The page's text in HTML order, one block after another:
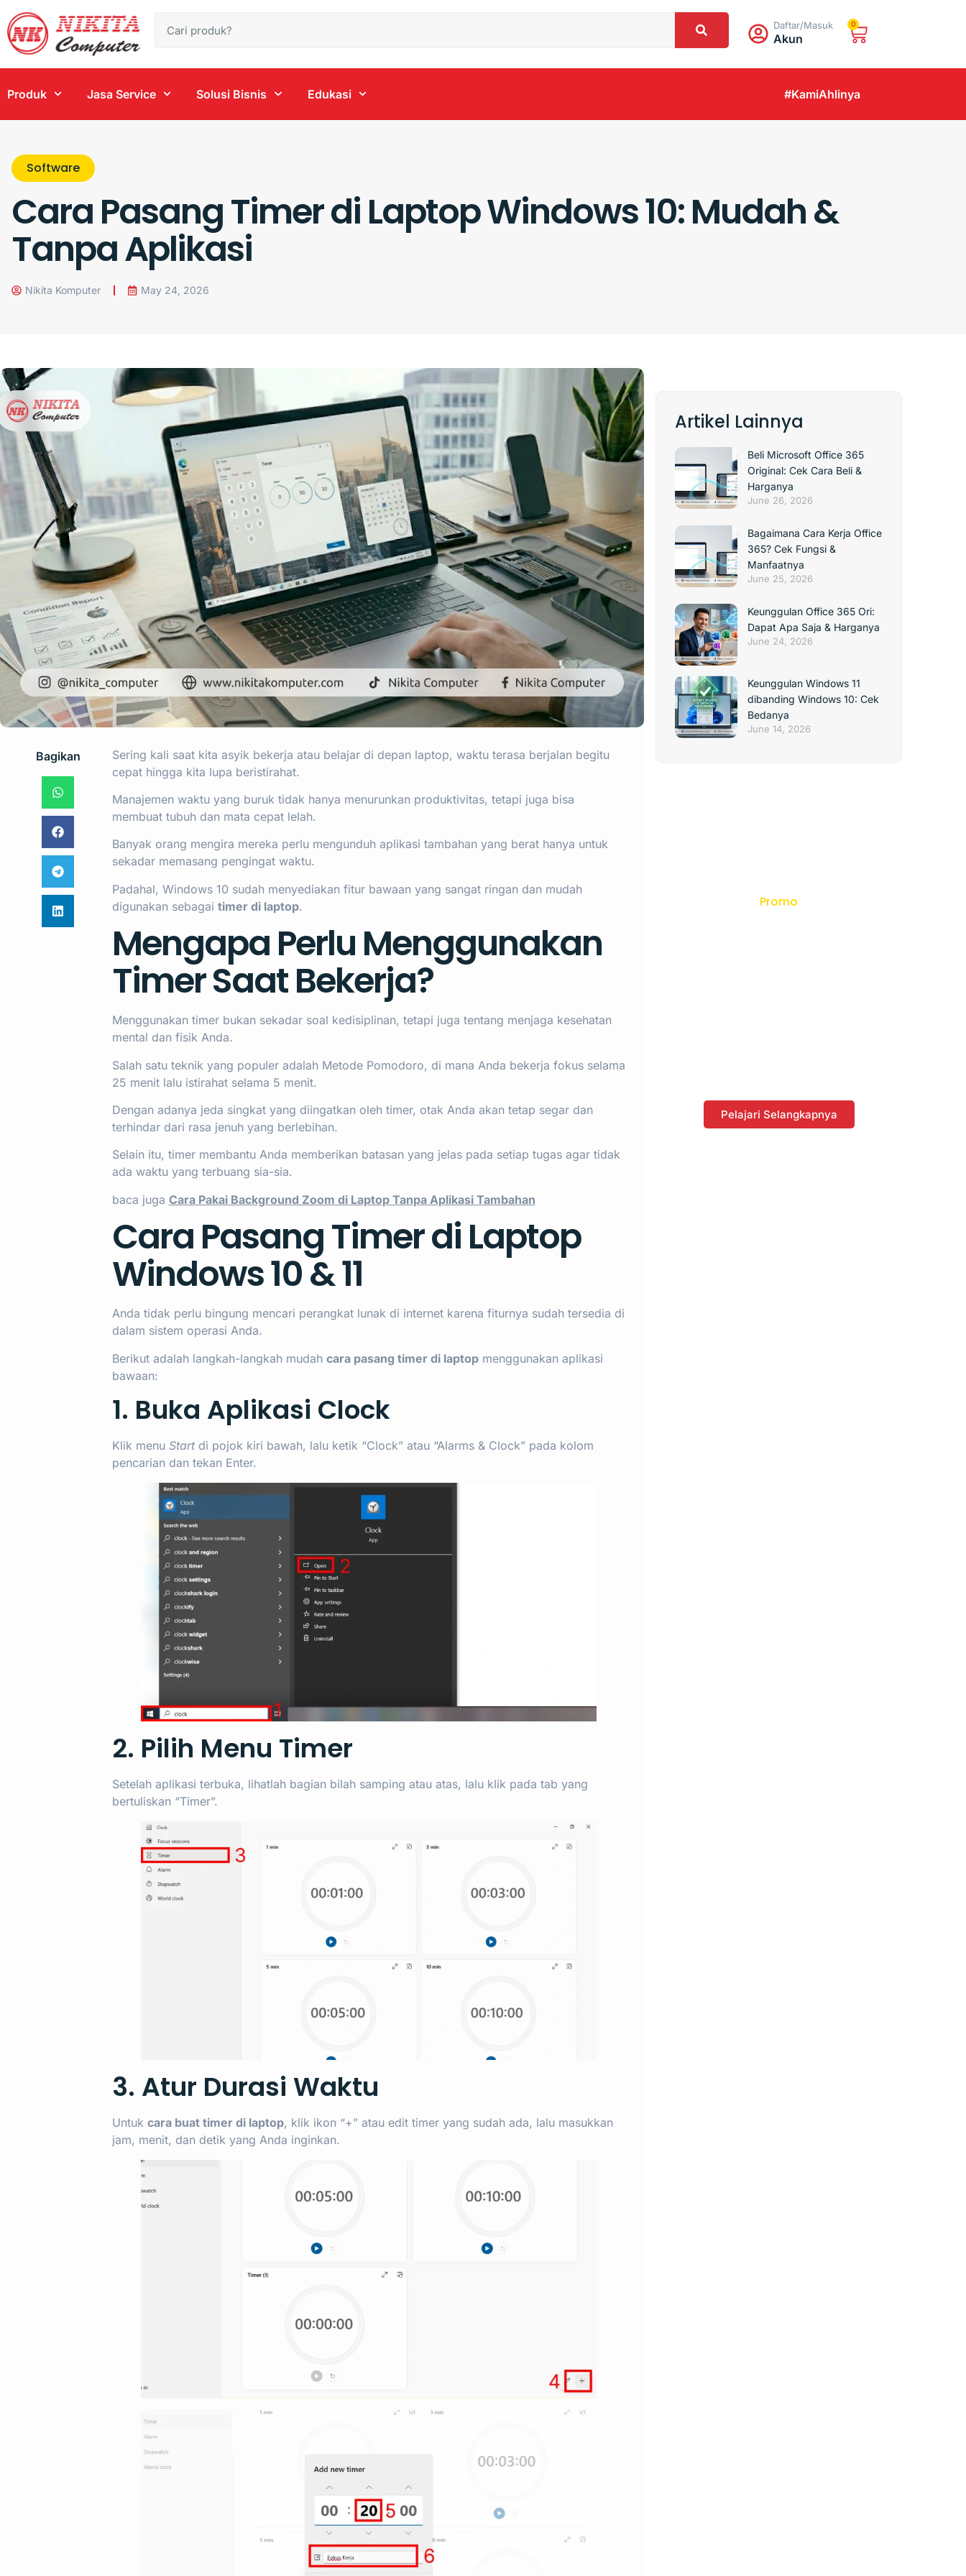
Daftar/Masuk
Akun
0
Produk Jasa Service Solusi Bisnis Edukasi #KamiAhlinya
Software
Cara Pasang Timer di Laptop Windows 10: Mudah &
Tanpa Aplikasi
Nikita Komputer May 24, 2026
Bagikan
Sering kali saat kita asyik bekerja atau belajar di depan laptop, waktu terasa berjalan begitu
cepat hingga kita lupa beristirahat.
Manajemen waktu yang buruk tidak hanya menurunkan produktivitas, tetapi juga bisa
membuat tubuh dan mata cepat lelah.
Banyak orang mengira mereka perlu mengunduh aplikasi tambahan yang berat hanya untuk
sekadar memasang pengingat waktu.
Padahal, Windows 10 sudah menyediakan fitur bawaan yang sangat ringan dan mudah
digunakan sebagai timer di laptop.
Mengapa Perlu Menggunakan
Timer Saat Bekerja?
Menggunakan timer bukan sekadar soal kedisiplinan, tetapi juga tentang menjaga kesehatan
mental dan fisik Anda.
Salah satu teknik yang populer adalah Metode Pomodoro, di mana Anda bekerja fokus selama
25 menit lalu istirahat selama 5 menit.
Dengan adanya jeda singkat yang diingatkan oleh timer, otak Anda akan tetap segar dan
terhindar dari rasa jenuh yang berlebihan.
Selain itu, timer membantu Anda memberikan batasan yang jelas pada setiap tugas agar tidak
ada waktu yang terbuang sia-sia.
baca juga Cara Pakai Background Zoom di Laptop Tanpa Aplikasi Tambahan
Cara Pasang Timer di Laptop
Windows 10 & 11
Anda tidak perlu bingung mencari perangkat lunak di internet karena fiturnya sudah tersedia di
dalam sistem operasi Anda.
Berikut adalah langkah-langkah mudah cara pasang timer di laptopmenggunakan aplikasi
bawaan:
1. Buka Aplikasi Clock
Klik menu Startdi pojok kiri bawah, lalu ketik “Clock” atau “Alarms & Clock” pada kolom
pencarian dan tekan Enter.
2. Pilih Menu Timer
Setelah aplikasi terbuka, lihatlah bagian bilah samping atau atas, lalu klik pada tab yang
bertuliskan “Timer”.
3. Atur Durasi Waktu
Untuk cara buat timer di laptop, klik ikon “+” atau edit timer yang sudah ada, lalu masukkan
jam, menit, dan detik yang Anda inginkan.
Artikel Lainnya
Beli Microsoft Office 365
Original: Cek Cara Beli &
Harganya
June 26, 2026
Bagaimana Cara Kerja Office
365? Cek Fungsi &
Manfaatnya
June 25, 2026
Keunggulan Office 365 Ori:
Dapat Apa Saja & Harganya
June 24, 2026
Keunggulan Windows 11
dibanding Windows 10: Cek
Bedanya
June 14, 2026
Promo
Pelajari Selangkapnya